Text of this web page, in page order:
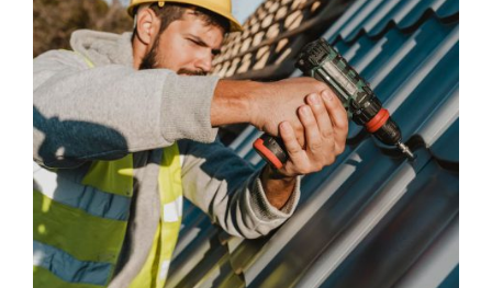
Madis S.
“Tellisime katusele valgusakna paigalduse –
tulemus on suurepärane! Tuba on nüüd palju
valgusküllasem ja töö teostati väga hoolikalt.